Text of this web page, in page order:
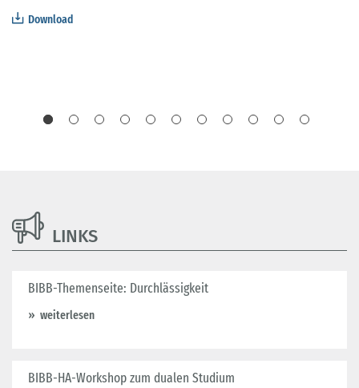
Download
LINKS
BIBB-Themenseite: Durchlässigkeit
weiterlesen
BIBB-HA-Workshop zum dualen Studium